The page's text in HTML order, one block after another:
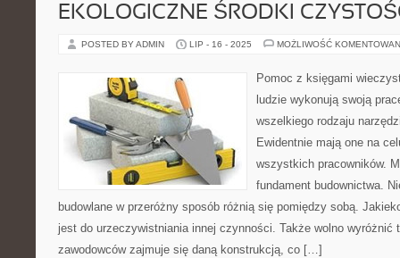
EKOLOGICZNE ŚRODKI
POSTED BY ADMIN LIP - 16 - 2025 MOŻLIWOŚĆ
Pomoc z księgami
ludzie wykonują swoją
wszelkiego rodzaju
Ewidentnie mają one na
wszystkich pracowników.
fundament budownictwa.
budowlane w przeróżny sposób różnią się pomiędzy sobą.
jest do urzeczywistniania innej czynności. Także wolno wyróżnić
zawodowców zajmuje się daną konstrukcją, co […]